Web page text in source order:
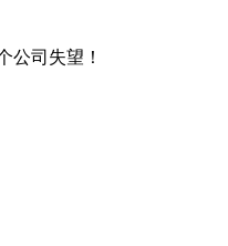
公司失望！